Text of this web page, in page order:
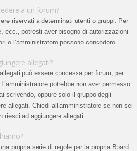
a un forum?
riservati a determinati utenti o gruppi. Per
ecc., potresti aver bisogno di autorizzazioni
e l’amministratore possono concedere.
allegati?
può essere concessa per forum, per
potrebbe non aver permesso
scrivendo, oppure solo il gruppo degli
allegati. Chiedi all’amministratore se non sei
riesci ad aggiungere allegati.
propria serie di regole per la propria Board.